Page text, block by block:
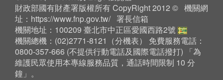
財政部國有財產署版權所有 CopyRight 2012 © 機關網
址： https://www.fnp.gov.tw/ 署長信箱
機關地址：100209 臺北市中正區愛國西路2號
機關總機：(02)2771-8121（分機表） 免費服務電話：
0800-357-666 (不提供行動電話及國際電話撥打) 「為
維護民眾使用本專線服務品質，通話時間限制 10 分
鐘」。